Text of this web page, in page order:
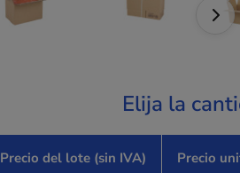
Elija la
Precio del lote (sin IVA) Precio